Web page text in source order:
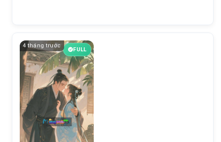
4 tháng trước
FULL